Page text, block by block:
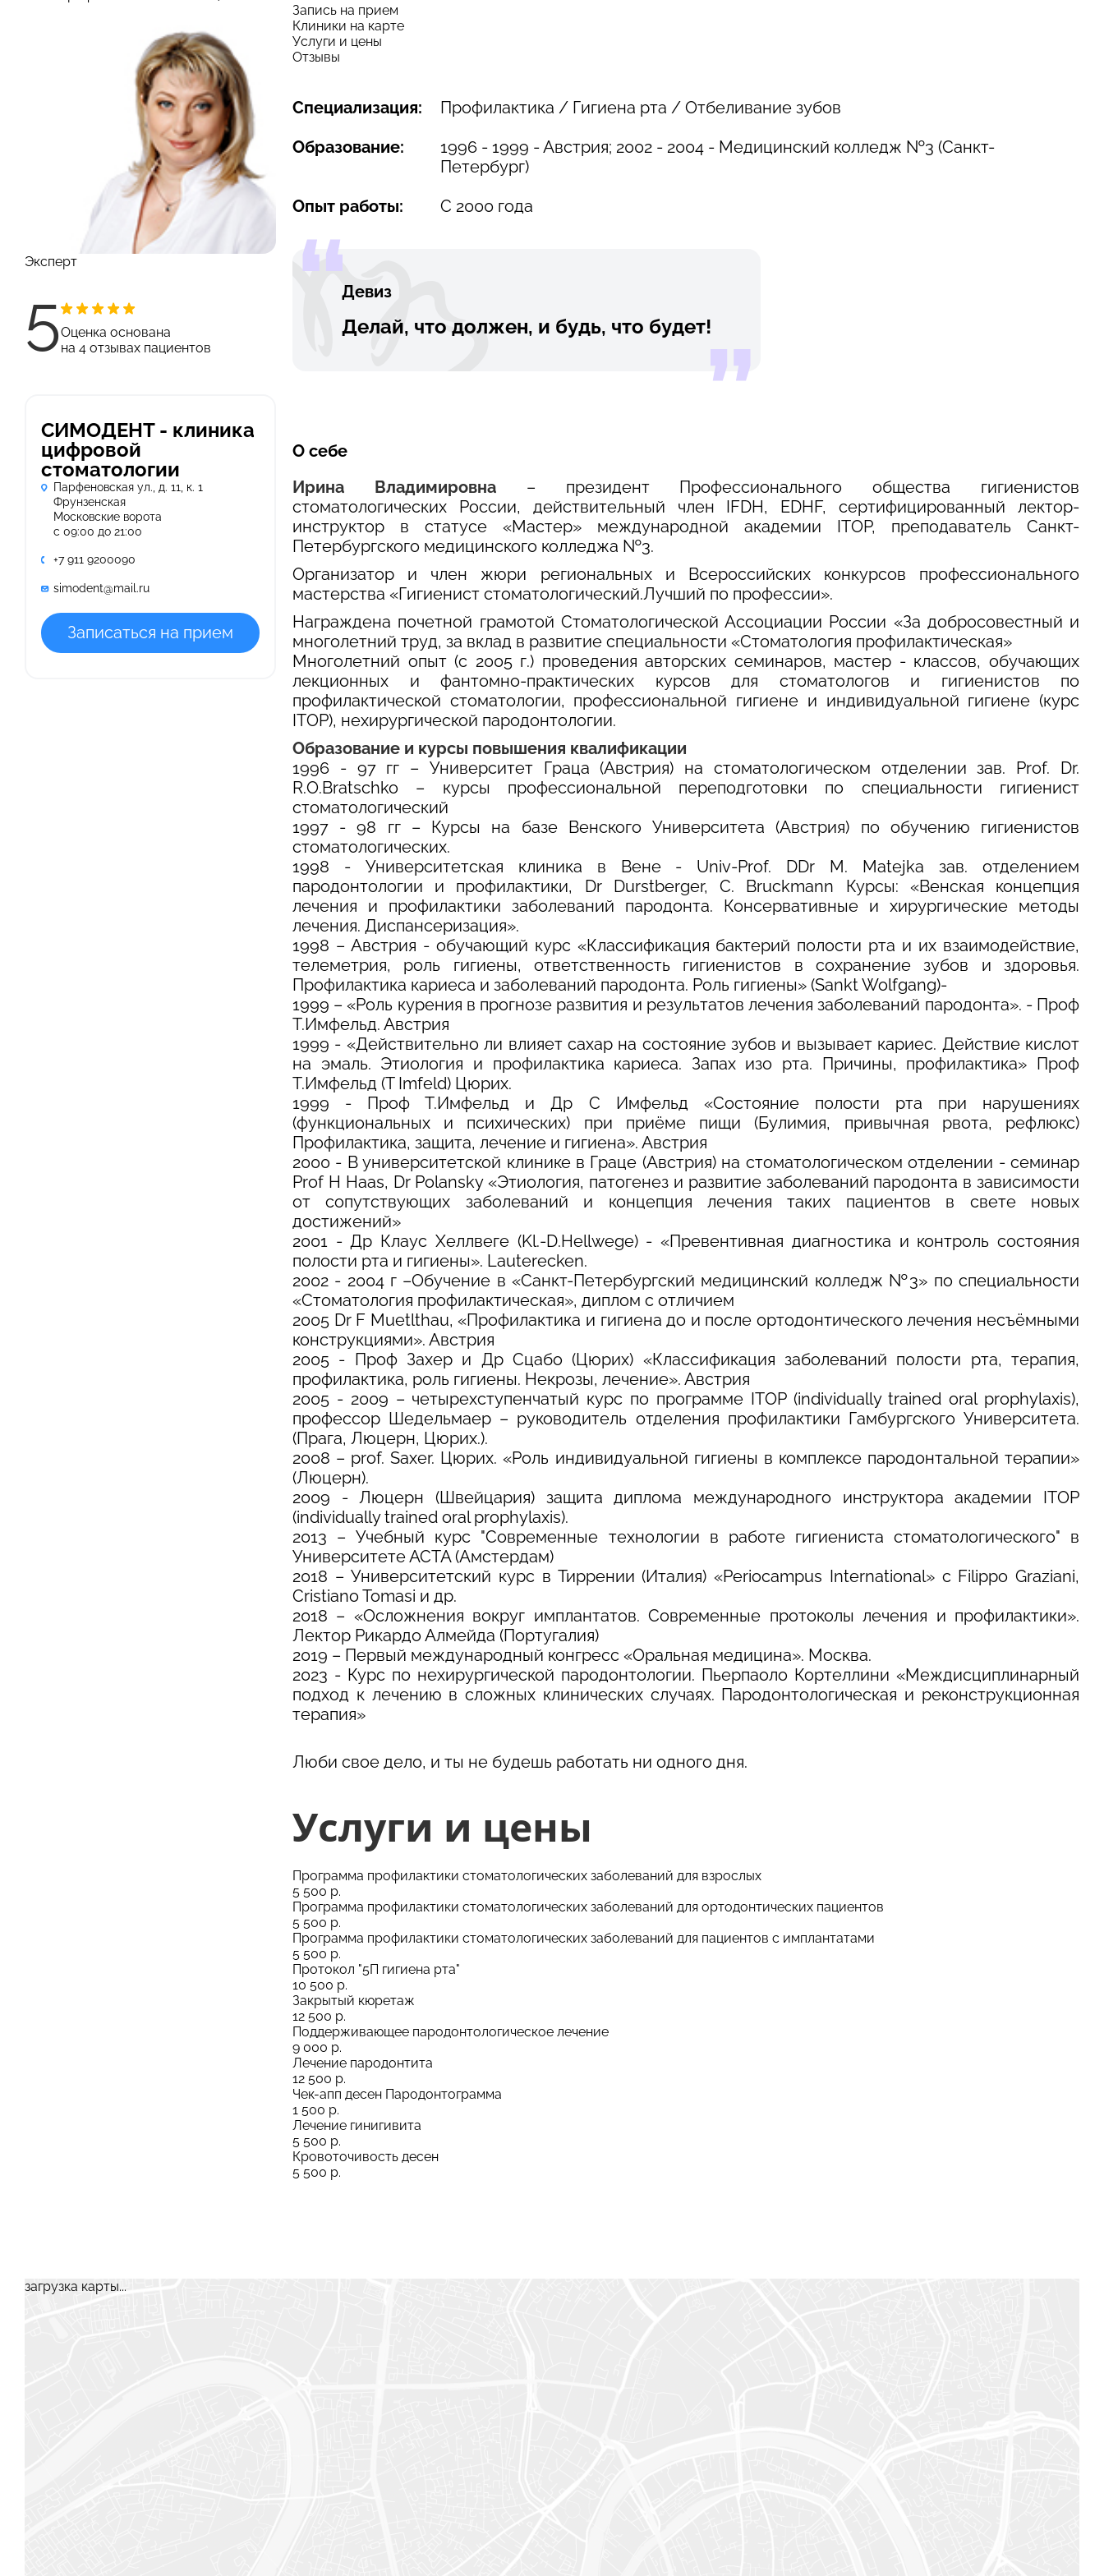
Эксперт
5Оценка основана
на 4 отзывах пациентов
СИМОДЕНТ - клиника
цифровой
стоматологии
Парфеновская ул., д. 11, к. 1
Фрунзенская
Московские ворота
c 09:00 до 21:00
+7 911 9200090
simodent@mail.ru
Записаться на прием
Запись на прием
Клиники на карте
Услуги и цены
Отзывы
Специализация:
Профилактика / Гигиена рта / Отбеливание зубов
Образование:
1996 - 1999 - Австрия; 2002 - 2004 - Медицинский колледж №3 (Санкт-
Петербург)
Опыт работы:
С 2000 года
Девиз
Делай, что должен, и будь, что будет!
О себе
Ирина Владимировна– президент Профессионального общества гигиенистов
стоматологических России, действительный член IFDH, EDHF, сертифицированный лектор-
инструктор в статусе «Мастер» международной академии ITOP, преподаватель Санкт-
Петербургского медицинского колледжа №3.
Организатор и член жюри региональных и Всероссийских конкурсов профессионального
мастерства «Гигиенист стоматологический.Лучший по профессии».
Награждена почетной грамотой Стоматологической Ассоциации России «За добросовестный и
многолетний труд, за вклад в развитие специальности «Стоматология профилактическая»
Многолетний опыт (с 2005 г.) проведения авторских семинаров, мастер - классов, обучающих
лекционных и фантомно-практических курсов для стоматологов и гигиенистов по
профилактической стоматологии, профессиональной гигиене и индивидуальной гигиене (курс
ITOP), нехирургической пародонтологии.
Образование и курсы повышения квалификации
1996 - 97 гг – Университет Граца (Австрия) на стоматологическом отделении зав. Prof. Dr.
R.O.Bratschko – курсы профессиональной переподготовки по специальности гигиенист
стоматологический
1997 - 98 гг – Курсы на базе Венского Университета (Австрия) по обучению гигиенистов
стоматологических.
1998 - Университетская клиника в Вене - Univ-Prof. DDr M. Matejka зав. oтделением
пародонтологии и профилактики, Dr Durstberger, C. Bruckmann Курсы: «Венская концепция
лечения и профилактики заболеваний пародонта. Консервативные и хирургические методы
лечения. Диспансеризация».
1998 – Австрия - обучающий курс «Классификация бактерий полости рта и их взаимодействие,
телеметрия, роль гигиены, ответственность гигиенистов в сохранение зубов и здоровья.
Профилактика кариеса и заболеваний пародонта. Роль гигиены» (Sankt Wolfgang)-
1999 – «Роль курения в прогнозе развития и результатов лечения заболеваний пародонта». - Проф
Т.Имфельд. Австрия
1999 - «Действительно ли влияет сахар на состояние зубов и вызывает кариес. Действие кислот
на эмаль. Этиология и профилактика кариеса. Запах изо рта. Причины, профилактика» Проф
Т.Имфельд (T Imfeld) Цюрих.
1999 - Проф Т.Имфельд и Др С Имфельд «Состояние полости рта при нарушениях
(функциональных и психических) при приёме пищи (Булимия, привычная рвота, рефлюкс)
Профилактика, защита, лечение и гигиена». Австрия
2000 - В университетской клинике в Граце (Австрия) на стоматологическом отделении - семинар
Prof H Haas, Dr Polansky «Этиология, патогенез и развитие заболеваний пародонта в зависимости
от сопутствующих заболеваний и концепция лечения таких пациентов в свете новых
достижений»
2001 - Др Клаус Хеллвеге (Kl.-D.Hellwege) - «Превентивная диагностика и контроль состояния
полости рта и гигиены». Lauterecken.
2002 - 2004 г –Обучение в «Санкт-Петербургский медицинский колледж №3» по специальности
«Стоматология профилактическая», диплом с отличием
2005 Dr F Muetlthau, «Профилактика и гигиена до и после ортодонтического лечения несъёмными
конструкциями». Австрия
2005 - Проф Захер и Др Сцабо (Цюрих) «Классификация заболеваний полости рта, терапия,
профилактика, роль гигиены. Некрозы, лечение». Австрия
2005 - 2009 – четырехступенчатый курс по программе ITOP (individually trained oral prophylaxis),
профессор Шедельмаер – руководитель отделения профилактики Гамбургского Университета.
(Прага, Люцерн, Цюрих.).
2008 – prof. Saxer. Цюрих. «Роль индивидуальной гигиены в комплексе пародонтальной терапии»
(Люцерн).
2009 - Люцерн (Швейцария) защита диплома международного инструктора академии ITOP
(individually trained oral prophylaxis).
2013 – Учебный курс "Современные технологии в работе гигиениста стоматологического" в
Университете АСТА (Амстердам)
2018 – Университетский курс в Тиррении (Италия) «Periocampus International» с Filippo Graziani,
Cristiano Tomasi и др.
2018 – «Осложнения вокруг имплантатов. Современные протоколы лечения и профилактики».
Лектор Рикардо Алмейда (Португалия)
2019 – Первый международный конгресс «Оральная медицина». Москва.
2023 - Курс по нехирургической пародонтологии. Пьерпаоло Кортеллини «Междисциплинарный
подход к лечению в сложных клинических случаях. Пародонтологическая и реконструкционная
терапия»
Люби свое дело, и ты не будешь работать ни одного дня.
Услуги и цены
Программа профилактики стоматологических заболеваний для взрослых
5 500 р.
Программа профилактики стоматологических заболеваний для ортодонтических пациентов
5 500 р.
Программа профилактики стоматологических заболеваний для пациентов с имплантатами
5 500 р.
Протокол "5П гигиена рта"
10 500 р.
Закрытый кюретаж
12 500 р.
Поддерживающее пародонтологическое лечение
9 000 р.
Лечение пародонтита
12 500 р.
Чек-апп десен Пародонтограмма
1 500 р.
Лечение гинигивита
5 500 р.
Кровоточивость десен
5 500 р.
загрузка карты...